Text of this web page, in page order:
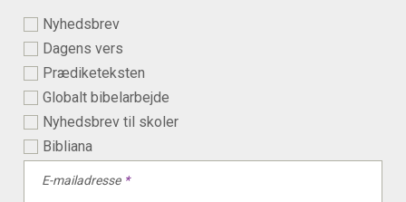
Nyhedsbrev
Dagens vers
Prædiketeksten
Globalt bibelarbejde
Nyhedsbrev til skoler
Bibliana
E-mailadresse